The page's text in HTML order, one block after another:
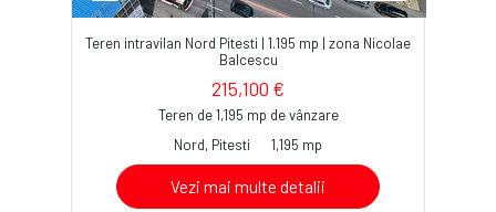
Teren intravilan Nord Pitesti | 1.195 mp | zona Nicolae
Balcescu
215,100 €
Teren de 1,195 mp de vânzare
Nord, Pitesti
1,195 mp
Vezi mai multe detalii